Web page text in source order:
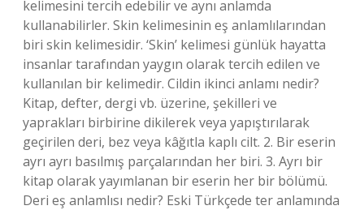
kelimesini tercih edebilir ve aynı anlamda
kullanabilirler. Skin kelimesinin eş anlamlılarından
biri skin kelimesidir. ‘Skin’ kelimesi günlük hayatta
insanlar tarafından yaygın olarak tercih edilen ve
kullanılan bir kelimedir. Cildin ikinci anlamı nedir?
Kitap, defter, dergi vb. üzerine, şekilleri ve
yaprakları birbirine dikilerek veya yapıştırılarak
geçirilen deri, bez veya kâğıtla kaplı cilt. 2. Bir eserin
ayrı ayrı basılmış parçalarından her biri. 3. Ayrı bir
kitap olarak yayımlanan bir eserin her bir bölümü.
Deri eş anlamlısı nedir? Eski Türkçede ter anlamında